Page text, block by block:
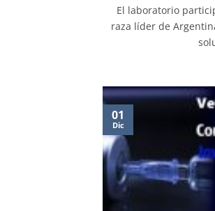
El laboratorio
raza líder de
01
Dic